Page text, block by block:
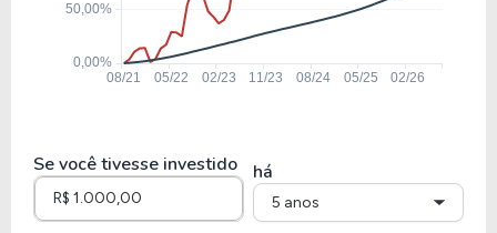
JHSF3
Se você tivesse investido há
5 anos